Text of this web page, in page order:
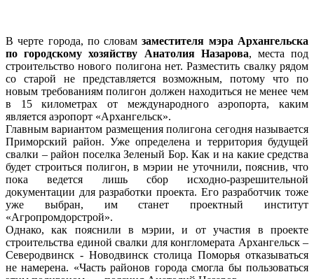
В черте города, по словамзаместителя мэра Архангельска
по городскому хозяйству Анатолия Назарова, места под
строительство нового полигона нет. Разместить свалку рядом
со старой не представляется возможным, потому что по
новым требованиям полигон должен находиться не менее чем
в 15 километрах от международного аэропорта, каким
является аэропорт «Архангельск».
Главным вариантом размещения полигона сегодня называется
Приморский район. Уже определена и территория будущей
свалки – район поселка Зеленый Бор. Как и на какие средства
будет строиться полигон, в мэрии не уточнили, пояснив, что
пока ведется лишь сбор исходно-разрешительной
документации для разработки проекта. Его разработчик тоже
уже выбран, им станет проектный институт
«Агропромдорстрой».
Однако, как пояснили в мэрии, и от участия в проекте
строительства единой свалки для конгломерата Архангельск –
Северодвинск - Новодвинск столица Поморья отказываться
не намерена. «Часть районов города смогла бы пользоваться